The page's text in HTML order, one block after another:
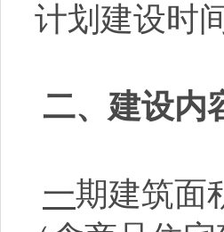
计划建设时
二、建设内
一期建筑面